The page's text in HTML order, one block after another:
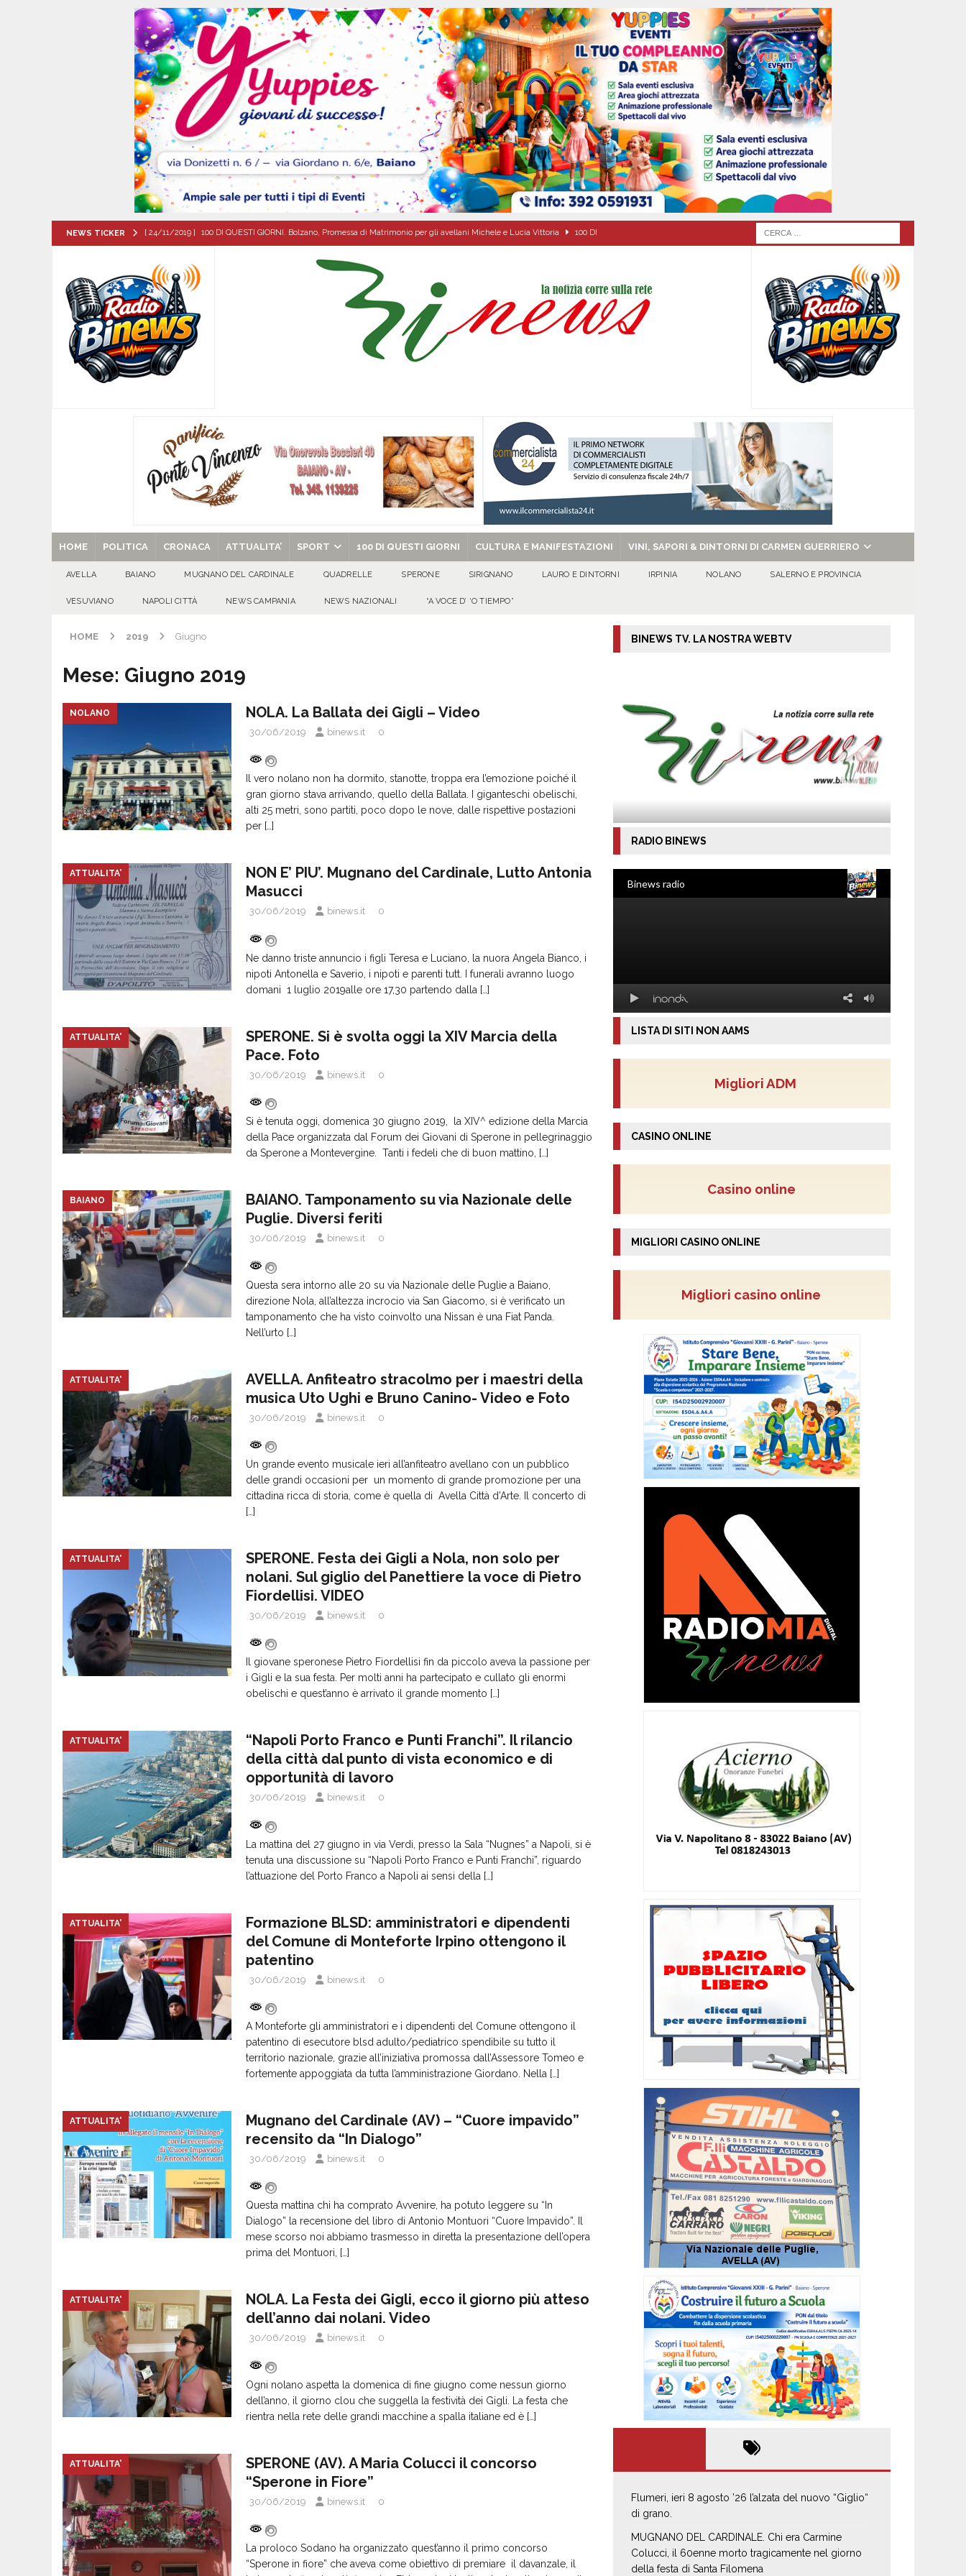
NEWS TICKER [ 24/11/2019 ] 100 DI QUESTI GIORNI. Bolzano, Promessa di Matrimonio per gli avellani Michele e Lucia Vittoria 100 DI
[ 09/08/2026 ] Flumeri, ieri 8 agosto ’26 l’alzata del nuovo “Giglio“ di grano. ALTA IRPINIA
[ 09/08/2026 ] MUGNANO DEL CARDINALE. Chi era Carmine Colucci, il 60enne morto tragicamente nel giorno della festa di
Santa Filomena
[ 09/08/2026 ] Baiano, smarrito un Chihuahua: l’appello per ritrovarlo ATTUALITA'
[ 09/08/2026 ]
[ 09/08/2026 ] Mugnano del Cardinale, tragedia nel giorno di Santa Filomena: muore il 60enne Carmine Colucci
ATTUALITA'
[ 29/08/2025 ] SANT’Oggi. Venerdì 29 agosto la chiesa celebra il Martirio di san Giovanni Battista e santa Sabina EVIDENZA
HOME POLITICA CRONACA ATTUALITA’ SPORT 100 DI QUESTI GIORNI CULTURA E MANIFESTAZIONI VINI, SAPORI & DINTORNI DI CARMEN GUERRIERO
AVELLA BAIANO MUGNANO DEL CARDINALE QUADRELLE SPERONE SIRIGNANO LAURO E DINTORNI IRPINIA NOLANO SALERNO E PROVINCIA
VESUVIANO NAPOLI CITTÀ NEWS CAMPANIA NEWS NAZIONALI “A VOCE D’ ‘O TIEMPO”
HOME 2019 Giugno
Mese: Giugno 2019
NOLANO NOLA. La Ballata dei Gigli – Video
30/06/2019 binews.it 0
Il vero nolano non ha dormito, stanotte, troppa era l’emozione poiché il
gran giorno stava arrivando, quello della Ballata. I giganteschi obelischi,
alti 25 metri, sono partiti, poco dopo le nove, dalle rispettive postazioni
per […]
ATTUALITA'
NON E’ PIU’. Mugnano del Cardinale, Lutto Antonia
Masucci
30/06/2019 binews.it 0
Ne danno triste annuncio i figli Teresa e Luciano, la nuora Angela Bianco, i
nipoti Antonella e Saverio, i nipoti e parenti tutt. I funerali avranno luogo
domani 1 luglio 2019alle ore 17,30 partendo dalla […]
ATTUALITA'
SPERONE. Si è svolta oggi la XIV Marcia della
Pace. Foto
30/06/2019 binews.it 0
Si è tenuta oggi, domenica 30 giugno 2019, la XIV^ edizione della Marcia
della Pace organizzata dal Forum dei Giovani di Sperone in pellegrinaggio
da Sperone a Montevergine. Tanti i fedeli che di buon mattino,
[…]
BAIANO
BAIANO. Tamponamento su via Nazionale delle
Puglie. Diversi feriti
30/06/2019 binews.it 0
Questa sera intorno alle 20 su via Nazionale delle Puglie a Baiano,
direzione Nola, all’altezza incrocio via San Giacomo, si è verificato un
tamponamento che ha visto coinvolto una Nissan è una Fiat Panda.
Nell’urto […]
ATTUALITA'
AVELLA. Anfiteatro stracolmo per i maestri della
musica Uto Ughi e Bruno Canino- Video e Foto
30/06/2019 binews.it 0
Un grande evento musicale ieri all’anfiteatro avellano con un pubblico
delle grandi occasioni per un momento di grande promozione per una
cittadina ricca di storia, come è quella di Avella Città d’Arte. Il concerto di
[…]
ATTUALITA'
SPERONE. Festa dei Gigli a Nola, non solo per
nolani. Sul giglio del Panettiere la voce di Pietro
Fiordellisi. VIDEO
30/06/2019 binews.it 0
Il giovane speronese Pietro Fiordellisi fin da piccolo aveva la passione per
i Gigli e la sua festa. Per molti anni ha partecipato e cullato gli enormi
obelischi e quest’anno è arrivato il grande momento […]
ATTUALITA'
“Napoli Porto Franco e Punti Franchi”. Il rilancio
della città dal punto di vista economico e di
opportunità di lavoro
30/06/2019 binews.it 0
La mattina del 27 giugno in via Verdi, presso la Sala “Nugnes” a Napoli, si è
tenuta una discussione su “Napoli Porto Franco e Punti Franchi”, riguardo
l’attuazione del Porto Franco a Napoli ai sensi della […]
ATTUALITA'
Formazione BLSD: amministratori e dipendenti
del Comune di Monteforte Irpino ottengono il
patentino
30/06/2019 binews.it 0
A Monteforte gli amministratori e i dipendenti del Comune ottengono il
patentino di esecutore blsd adulto/pediatrico spendibile su tutto il
territorio nazionale, grazie all’iniziativa promossa dall’Assessore Tomeo e
fortemente appoggiata da tutta l’amministrazione Giordano. Nella […]
ATTUALITA'
Mugnano del Cardinale (AV) – “Cuore impavido”
recensito da “In Dialogo”
30/06/2019 binews.it 0
Questa mattina chi ha comprato Avvenire, ha potuto leggere su “In
Dialogo” la recensione del libro di Antonio Montuori “Cuore Impavido”. Il
mese scorso noi abbiamo trasmesso in diretta la presentazione dell’opera
prima del Montuori, […]
ATTUALITA'
NOLA. La Festa dei Gigli, ecco il giorno più atteso
dell’anno dai nolani. Video
30/06/2019 binews.it 0
Ogni nolano aspetta la domenica di fine giugno come nessun giorno
dell’anno, il giorno clou che suggella la festività dei Gigli. La festa che
rientra nella rete delle grandi macchine a spalla italiane ed è […]
ATTUALITA'
SPERONE (AV). A Maria Colucci il concorso
“Sperone in Fiore”
30/06/2019 binews.it 0
La proloco Sodano ha organizzato quest’anno il primo concorso
“Sperone in fiore” che aveva come obiettivo di premiare il davanzale, il
BINEWS TV. LA NOSTRA WEBTV
RADIO BINEWS
LISTA DI SITI NON AAMS
Migliori ADM
CASINO ONLINE
Casino online
MIGLIORI CASINO ONLINE
Migliori casino online
Flumeri, ieri 8 agosto ’26 l’alzata del nuovo “Giglio“
di grano.
MUGNANO DEL CARDINALE. Chi era Carmine
Colucci, il 60enne morto tragicamente nel giorno
della festa di Santa Filomena